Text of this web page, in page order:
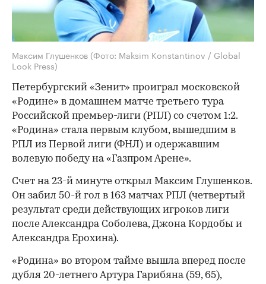
Максим Глушенков (Фото: Maksim Konstantinov / Global
Look Press)
Петербургский «Зенит» проиграл московской
«Родине» в домашнем матче третьего тура
Российской премьер-лиги (РПЛ) со счетом 1:2.
«Родина» стала первым клубом, вышедшим в
РПЛ из Первой лиги (ФНЛ) и одержавшим
волевую победу на «Газпром Арене».
Счет на 23-й минуте открыл Максим Глушенков.
Он забил 50-й гол в 163 матчах РПЛ (четвертый
результат среди действующих игроков лиги
после Александра Соболева, Джона Кордобы и
Александра Ерохина).
«Родина» во втором тайме вышла вперед после
дубля 20-летнего Артура Гарибяна (59, 65),